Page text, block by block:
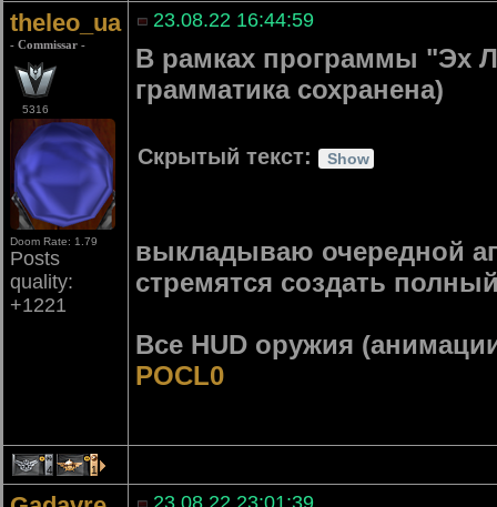
theleo_ua
- Commissar -
5316
Doom Rate: 1.79
Posts
quality:
+1221
23.08.22 16:44:59
В рамках программы "Эх
грамматика сохранена)
Скрытый текст:
выкладываю очередной
стремятся создать
Все HUD оружия
POCL0
4 1
23.08.22 23:01:39